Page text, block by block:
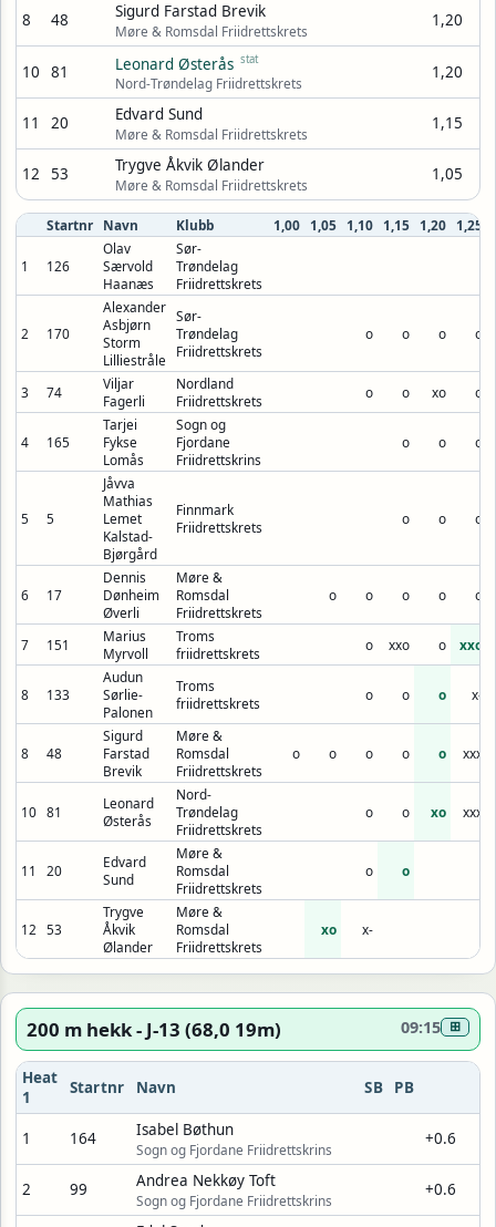
8 48 Sigurd Farstad Brevik
Møre & Romsdal Friidrettskrets
1,20
10 81 Leonard Østerås stat
Nord-Trøndelag Friidrettskrets
1,20
11 20 Edvard Sund
Møre & Romsdal Friidrettskrets
1,15
12 53 Trygve Åkvik Ølander
Møre & Romsdal Friidrettskrets
1,05
Startnr Navn Klubb 1,00 1,05 1,10 1,15 1,20 1,25
1 126
Olav
Særvold
Haanæs
Sør-
Trøndelag
Friidrettskrets
2 170
Alexander
Asbjørn
Storm
Lilliestråle
Sør-
Trøndelag
Friidrettskrets
o o o o
3 74
Viljar
Fagerli
Nordland
Friidrettskrets
o o xo o
4 165
Tarjei
Fykse
Lomås
Sogn og
Fjordane
Friidrettskrins
o o o
5 5
Jåvva
Mathias
Lemet
Kalstad-
Bjørgård
Finnmark
Friidrettskrets
o o o
6 17
Dennis
Dønheim
Øverli
Møre &
Romsdal
Friidrettskrets
o o o o o
7 151
Marius
Myrvoll
Troms
friidrettskrets
o xxo o xxo
8 133
Audun
Sørlie-
Palonen
Troms
friidrettskrets
o o o x-
8 48
Sigurd
Farstad
Brevik
Møre &
Romsdal
Friidrettskrets
o o o o o xxx
10 81
Leonard
Østerås
Nord-
Trøndelag
Friidrettskrets
o o xo xxx
11 20
Edvard
Sund
Møre &
Romsdal
Friidrettskrets
o o
12 53
Trygve
Åkvik
Ølander
Møre &
Romsdal
Friidrettskrets
xo x-
200 m hekk - J-13 (68,0 19m) 09:15 ⊞
Heat
1
Startnr Navn SB PB
1 164 Isabel Bøthun
Sogn og Fjordane Friidrettskrins
+0.6
2 99 Andrea Nekkøy Toft
Sogn og Fjordane Friidrettskrins
+0.6